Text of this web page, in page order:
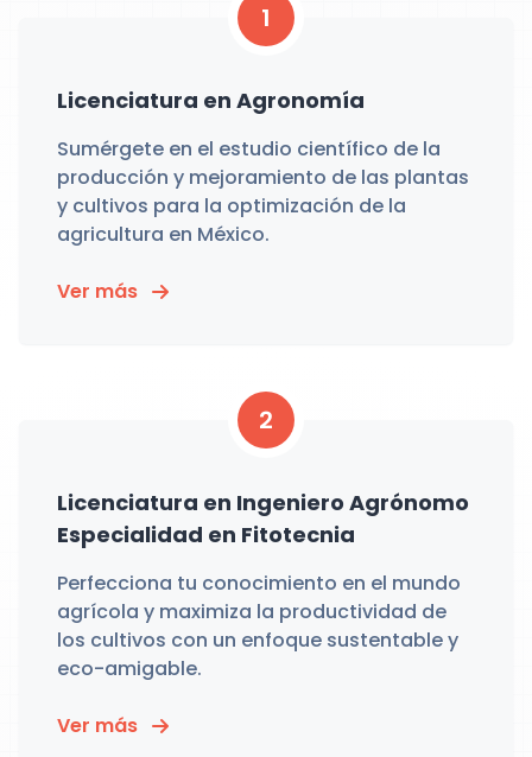
1
Licenciatura en Agronomía
Sumérgete en el estudio científico de la
producción y mejoramiento de las plantas
y cultivos para la optimización de la
agricultura en México.
Ver más
2
Licenciatura en Ingeniero Agrónomo
Especialidad en Fitotecnia
Perfecciona tu conocimiento en el mundo
agrícola y maximiza la productividad de
los cultivos con un enfoque sustentable y
eco-amigable.
Ver más